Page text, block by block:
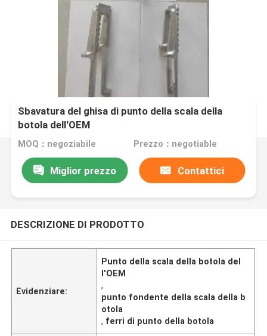
Sbavatura del ghisa di punto della scala della
botola dell'OEM
MOQ：negoziabile Prezzo：negotiable
Miglior prezzo Contattici
DESCRIZIONE DI PRODOTTO
Evidenziare:
Punto della scala della botola del
l'OEM
,
punto fondente della scala della b
otola
, ferri di punto della botola